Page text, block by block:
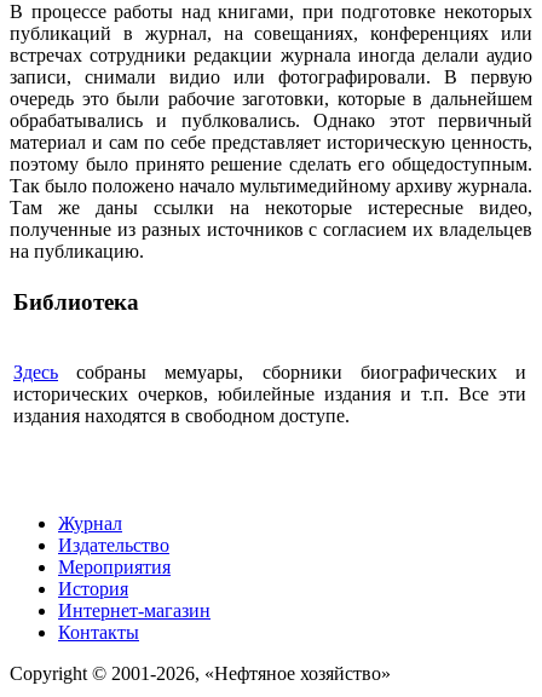
В процессе работы над книгами, при подготовке некоторых
публикаций в журнал, на совещаниях, конференциях или
встречах сотрудники редакции журнала иногда делали аудио
записи, снимали видио или фотографировали. В первую
очередь это были рабочие заготовки, которые в дальнейшем
обрабатывались и публковались. Однако этот первичный
материал и сам по себе представляет историческую ценность,
поэтому было принято решение сделать его общедоступным.
Так было положено начало мультимедийному архиву журнала.
Там же даны ссылки на некоторые истересные видео,
полученные из разных источников с согласием их владельцев
на публикацию.
Библиотека
Здесь собраны мемуары, сборники биографических и
исторических очерков, юбилейные издания и т.п. Все эти
издания находятся в свободном доступе.
Журнал
Издательство
Мероприятия
История
Интернет-магазин
Контакты
Copyright © 2001-2026, «Нефтяное хозяйство»